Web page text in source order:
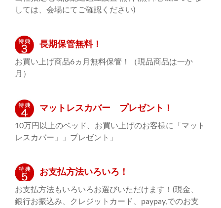
しては、会場にてご確認ください)
長期保管無料！
お買い上げ商品6ヵ月無料保管！（現品商品は一か
月）
マットレスカバー プレゼント！
10万円以上のベッド、お買い上げのお客様に「マット
レスカバー」」プレゼント」
お支払方法いろいろ！
お支払方法もいろいろお選びいただけます！(現金、
銀行お振込み、クレジットカード、paypay,でのお支